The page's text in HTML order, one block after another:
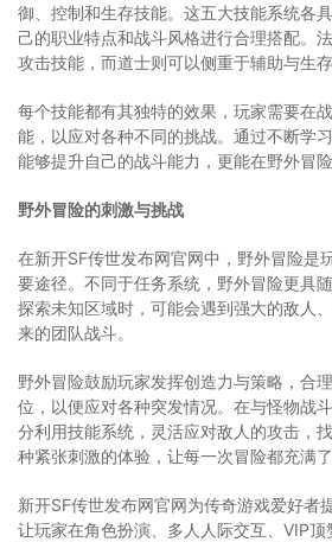
御、控制和生存技能。这五大技能系统各
己的职业特点和战斗风格进行合理搭配。
攻击技能，而道士则可以侧重于辅助与生存
每个技能都有其独特的效果，玩家需要在
能，以应对各种不同的挑战。通过不断学
能够提升自己的战斗能力，更能在野外冒
野外冒险的刺激与挑战
在新开SF传世发布网官网中，野外冒险是
要途径。不同于任务系统，野外冒险更具
探索未知区域时，可能会遇到强大的敌人
来的团队战斗。
野外冒险鼓励玩家发挥创造力与策略，合
位，以便应对各种突发情况。在与怪物战
分利用技能系统，灵活应对敌人的攻击，
种紧张刺激的体验，让每一次冒险都充满了
新开SF传世发布网官网为传奇游戏爱好者
让玩家在角色扮演、多人人际交互、VIP